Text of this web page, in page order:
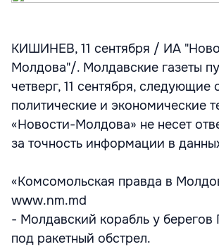
КИШИНЕВ, 11 сентября / ИА
Молдова"/. Молдавские газеты
четверг, 11 сентября, следующие
политические и экономические
«Новости-Молдова» не несет
за точность информации в
«Комсомольская правда в
www.nm.md
- Молдавский корабль у берегов
под ракетный обстрел.